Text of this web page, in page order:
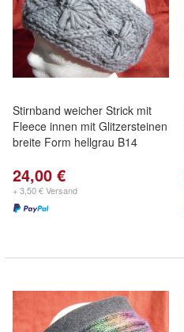
Stirnband weicher Strick mit
Fleece innen mit Glitzersteinen
breite Form hellgrau B14
24,00 €
+ 3,50 € Versand